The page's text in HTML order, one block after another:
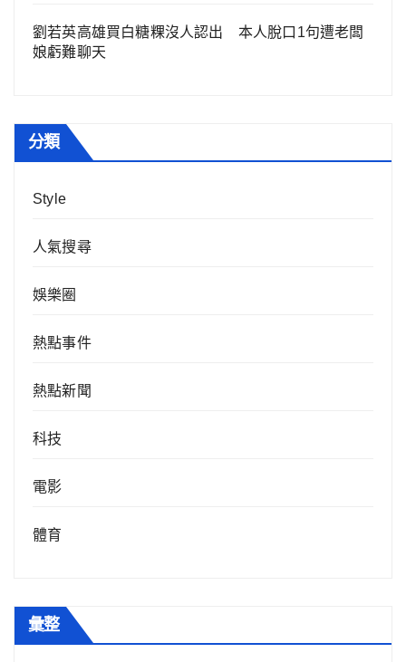
劉若英高雄買白糖粿沒人認出 本人脫口1句遭老闆
娘虧難聊天
分類
Style
人氣搜尋
娛樂圈
熱點事件
熱點新聞
科技
電影
體育
彙整